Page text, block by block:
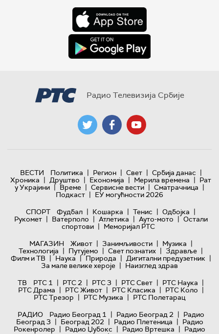
Радио Телевизија Србије
ВЕСТИ Политика | Регион | Свет | Србија данас |
Хроника | Друштво | Економија | Мерила времена | Рат
у Украјини | Време | Сервисне вести | Сматрачница |
Подкаст | ЕУ могућности 2026
СПОРТ
Фудбал | Кошарка | Тенис | Одбојка |
Рукомет | Ватерполо | Атлетика | Ауто-мото | Остали
спортови | Меморијал РТС
МАГАЗИН
Живот | Занимљивости | Музика |
Технологијa | Путујемо | Свет познатих | Здравље |
Филм и ТВ | Наука | Природа | Дигитални предузетник |
За мале велике хероје | Наизглед здрав
ТВ
РТС 1 | РТС 2 | РТС 3 | РТС Свет | РТС Наука |
РТС Драма | РТС Живот | РТС Класика | РТС Коло |
РТС Трезор | РТС Музика | РТС Полетарац
РАДИО
Радио Београд 1 | Радио Београд 2 | Радио
Београд 3 | Београд 202 | Радио Плетеница | Радио
Рокенролер | Радио Џубокс | Радио Вртешка | Радио